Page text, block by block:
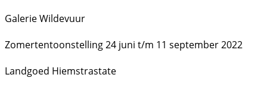
Galerie Wildevuur
Zomertentoonstelling 24 juni t/m 11 september 2022
Landgoed Hiemstrastate